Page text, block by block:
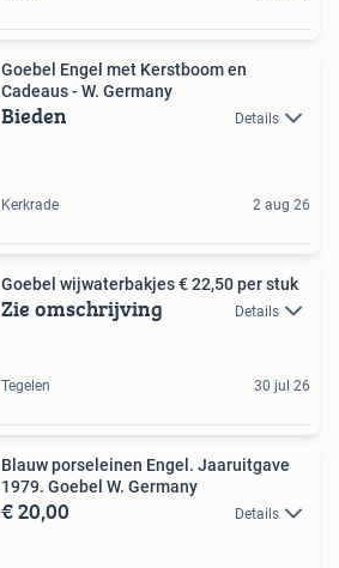
Goebel Engel met Kerstboom en
Cadeaus - W. Germany
Bieden Details
Kerkrade 2 aug 26
Goebel wijwaterbakjes € 22,50 per stuk
Zie omschrijving Details
Tegelen 30 jul 26
Blauw porseleinen Engel. Jaaruitgave
1979. Goebel W. Germany
€ 20,00 Details